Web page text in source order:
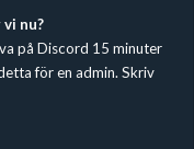
nu?
på Discord 15 minuter
för en admin. Skriv